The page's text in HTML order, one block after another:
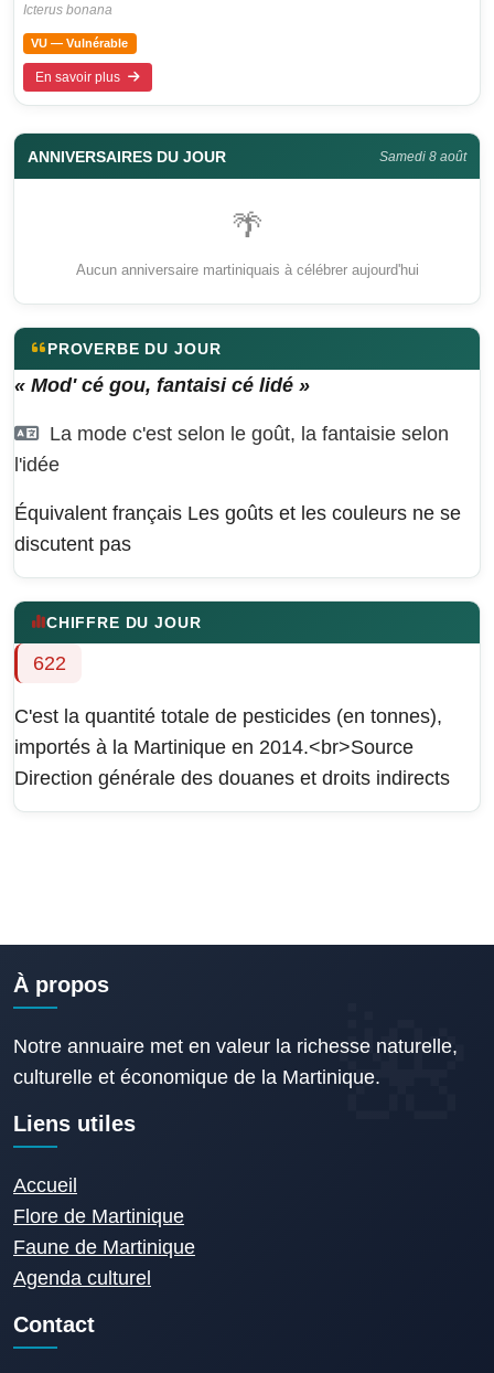
Icterus bonana
VU — Vulnérable
En savoir plus
ANNIVERSAIRES DU JOUR Samedi 8 août
🌴
Aucun anniversaire martiniquais à célébrer aujourd'hui
PROVERBE DU JOUR
« Mod' cé gou, fantaisi cé lidé »
La mode c'est selon le goût, la fantaisie selon
l'idée
Équivalent français Les goûts et les couleurs ne se
discutent pas
CHIFFRE DU JOUR
622
C'est la quantité totale de pesticides (en tonnes),
importés à la Martinique en 2014.<br>Source
Direction générale des douanes et droits indirects
À propos
Notre annuaire met en valeur la richesse naturelle,
culturelle et économique de la Martinique.
Liens utiles
Accueil
Flore de Martinique
Faune de Martinique
Agenda culturel
Contact